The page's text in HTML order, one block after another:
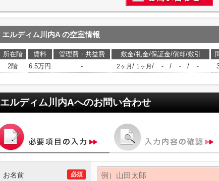
エルディム川内A の空室情報
所在階 賃料 管理費・共益費 敷金/礼金/保証金/償却/敷引
2階
6.5万円 - 2ヶ月 / 1ヶ月 / - / - / -
エルディム川内Aへのお問い合わせ
必須
お名前